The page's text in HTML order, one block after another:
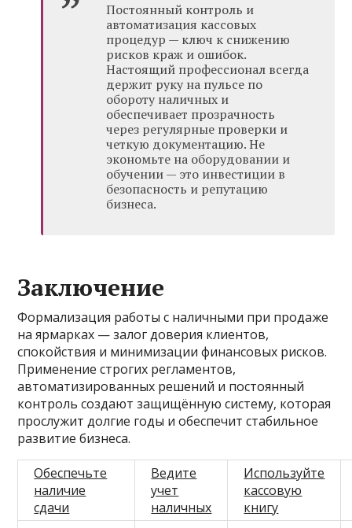
Постоянный контроль и
автоматизация кассовых
процедур — ключ к снижению
рисков краж и ошибок.
Настоящий профессионал всегда
держит руку на пульсе по
обороту наличных и
обеспечивает прозрачность
через регулярные проверки и
четкую документацию. Не
экономьте на оборудовании и
обучении — это инвестиции в
безопасность и репутацию
бизнеса.
Заключение
Формализация работы с наличными при продаже
на ярмарках — залог доверия клиентов,
спокойствия и минимизации финансовых рисков.
Применение строгих регламентов,
автоматизированных решений и постоянный
контроль создают защищённую систему, которая
прослужит долгие годы и обеспечит стабильное
развитие бизнеса.
Обеспечьте
наличие
сдачи
Ведите
учет
наличных
Используйте
кассовую
книгу